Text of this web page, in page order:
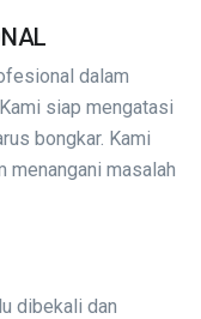
dalam
siap mengatasi
bongkar. Kami
menangani masalah
dibekali dan